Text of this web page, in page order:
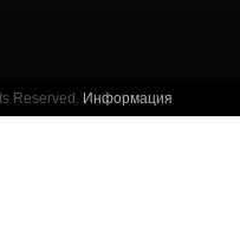
Reserved. Информация